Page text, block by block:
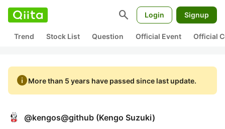
search Login Signup
Trend Stock List Question Official Event Official
infoMore than 5 years have passed since last update.
@kengos@github (Kengo Suzuki)